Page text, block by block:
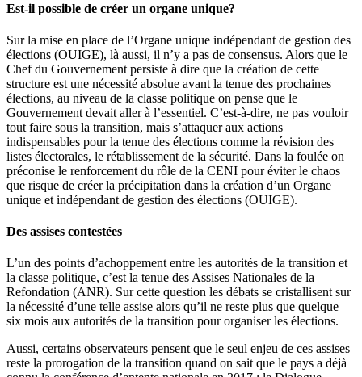
Est-il possible de créer un organe unique?
Sur la mise en place de l’Organe unique indépendant de gestion des
élections (OUIGE), là aussi, il n’y a pas de consensus. Alors que le
Chef du Gouvernement persiste à dire que la création de cette
structure est une nécessité absolue avant la tenue des prochaines
élections, au niveau de la classe politique on pense que le
Gouvernement devait aller à l’essentiel. C’est-à-dire, ne pas vouloir
tout faire sous la transition, mais s’attaquer aux actions
indispensables pour la tenue des élections comme la révision des
listes électorales, le rétablissement de la sécurité. Dans la foulée on
préconise le renforcement du rôle de la CENI pour éviter le chaos
que risque de créer la précipitation dans la création d’un Organe
unique et indépendant de gestion des élections (OUIGE).
Des assises contestées
L’un des points d’achoppement entre les autorités de la transition et
la classe politique, c’est la tenue des Assises Nationales de la
Refondation (ANR). Sur cette question les débats se cristallisent sur
la nécessité d’une telle assise alors qu’il ne reste plus que quelque
six mois aux autorités de la transition pour organiser les élections.
Aussi, certains observateurs pensent que le seul enjeu de ces assises
reste la prorogation de la transition quand on sait que le pays a déjà